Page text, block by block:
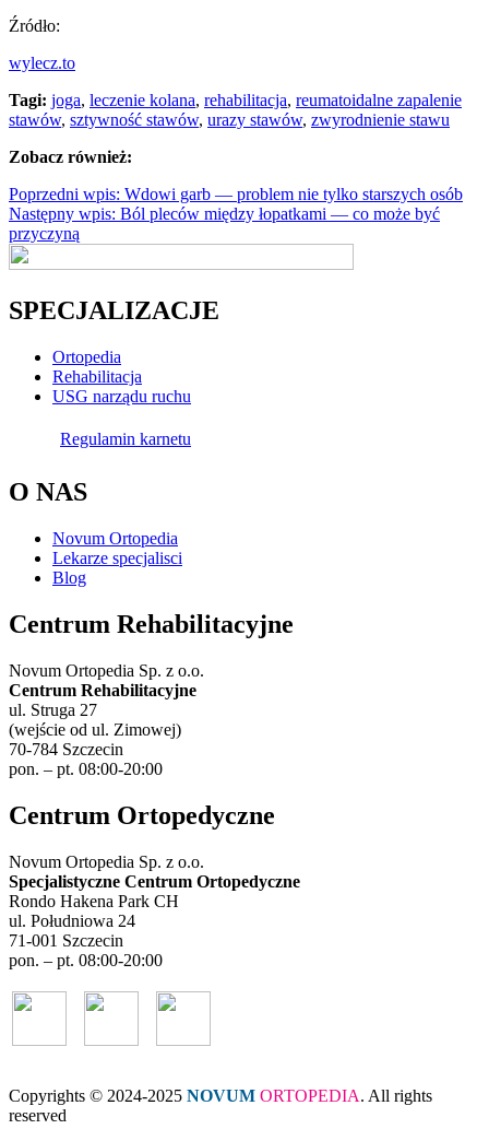
Źródło:
wylecz.to
Tagi: joga, leczenie kolana, rehabilitacja, reumatoidalne zapalenie
stawów, sztywność stawów, urazy stawów, zwyrodnienie stawu
Zobacz również:
Poprzedni wpis: Wdowi garb — problem nie tylko starszych osób
Następny wpis: Ból pleców między łopatkami — co może być
przyczyną
SPECJALIZACJE
Ortopedia
Rehabilitacja
USG narządu ruchu
Regulamin karnetu
O NAS
Novum Ortopedia
Lekarze specjalisci
Blog
Centrum Rehabilitacyjne
Novum Ortopedia Sp. z o.o.
Centrum Rehabilitacyjne
ul. Struga 27
(wejście od ul. Zimowej)
70-784 Szczecin
pon. – pt. 08:00-20:00
Centrum Ortopedyczne
Novum Ortopedia Sp. z o.o.
Specjalistyczne Centrum Ortopedyczne
Rondo Hakena Park CH
ul. Południowa 24
71-001 Szczecin
pon. – pt. 08:00-20:00
Copyrights © 2024-2025 NOVUM ORTOPEDIA. All rights
reserved